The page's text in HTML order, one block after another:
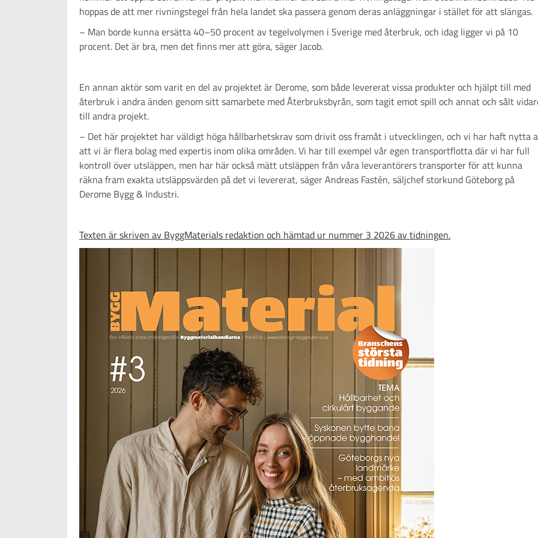
hoppas de att mer rivningstegel från hela landet ska passera genom deras anläggningar i stället för att slängas.
– Man borde kunna ersätta 40–50 procent av tegelvolymen i Sverige med återbruk, och idag ligger vi på 10
procent. Det är bra, men det finns mer att göra, säger Jacob.
En annan aktör som varit en del av projektet är Derome, som både levererat vissa produkter och hjälpt till med
återbruk i andra änden genom sitt samarbete med Återbruksbyrån, som tagit emot spill och annat och sålt
till andra projekt.
– Det här projektet har väldigt höga hållbarhetskrav som drivit oss framåt i utvecklingen, och vi har haft nytta
att vi är flera bolag med expertis inom olika områden. Vi har till exempel vår egen transportflotta där vi har full
kontroll över utsläppen, men har här också mätt utsläppen från våra leverantörers transporter för att kunna
räkna fram exakta utsläppsvärden på det vi levererat, säger Andreas Fastén, säljchef storkund Göteborg på
Derome Bygg & Industri.
Texten är skriven av ByggMaterials redaktion och hämtad ur nummer 3 2026 av tidningen.